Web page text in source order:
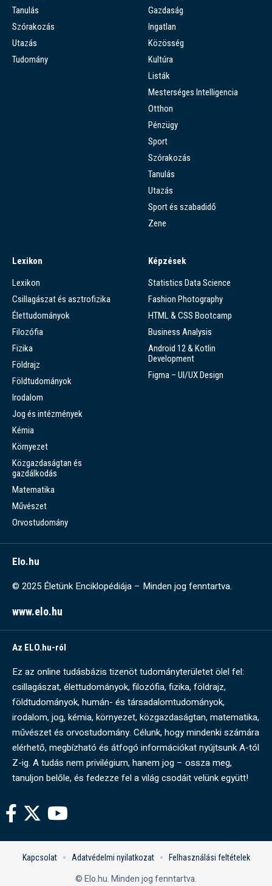
Tanulás
Szórakozás
Utazás
Tudomány
Gazdaság
Ingatlan
Közösség
Kultúra
Listák
Mesterséges Intelligencia
Otthon
Pénzügy
Sport
Szórakozás
Tanulás
Utazás
Sport és szabadidő
Zene
Lexikon
Lexikon
Csillagászat és asztrofizika
Élettudományok
Filozófia
Fizika
Földrajz
Földtudományok
Irodalom
Jog és intézmények
Kémia
Környezet
Közgazdaságtan és
gazdálkodás
Matematika
Művészet
Orvostudomány
Képzések
Statistics Data Science
Fashion Photography
HTML & CSS Bootcamp
Business Analysis
Android 12 & Kotlin
Development
Figma – UI/UX Design
Elo.hu
© 2025 Életünk Enciklopédiája – Minden jog fenntartva.
www.elo.hu
Az ELO.hu-ról
Ez az online tudásbázis tizenöt tudományterületet ölel fel:
csillagászat, élettudományok, filozófia, fizika, földrajz,
földtudományok, humán- és társadalomtudományok,
irodalom, jog, kémia, környezet, közgazdaságtan, matematika,
művészet és orvostudomány. Célunk, hogy mindenki számára
elérhető, megbízható és átfogó információkat nyújtsunk A-tól
Z-ig. A tudás nem privilégium, hanem jog – ossza meg,
tanuljon belőle, és fedezze fel a világ csodáit velünk együtt!
© Elo.hu. Minden jog fenntartva.
Kapcsolat Adatvédelmi nyilatkozat Felhasználási feltételek